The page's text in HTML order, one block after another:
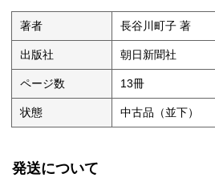
著者 長谷川町子 著
出版社 朝日新聞社
ページ数 13冊
状態 中古品（並下）
発送について